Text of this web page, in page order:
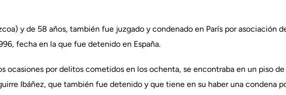
y de 58 años, también fue juzgado y condenado en París por asociación
fecha en la que fue detenido en España.
ocasiones por delitos cometidos en los ochenta, se encontraba en un piso
Ibáñez, que también fue detenido y que tiene en su haber una condena